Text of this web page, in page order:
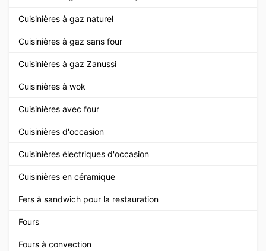
Cuisinières à gaz naturel
Cuisinières à gaz sans four
Cuisinières à gaz Zanussi
Cuisinières à wok
Cuisinières avec four
Cuisinières d'occasion
Cuisinières électriques d'occasion
Cuisinières en céramique
Fers à sandwich pour la restauration
Fours
Fours à convection